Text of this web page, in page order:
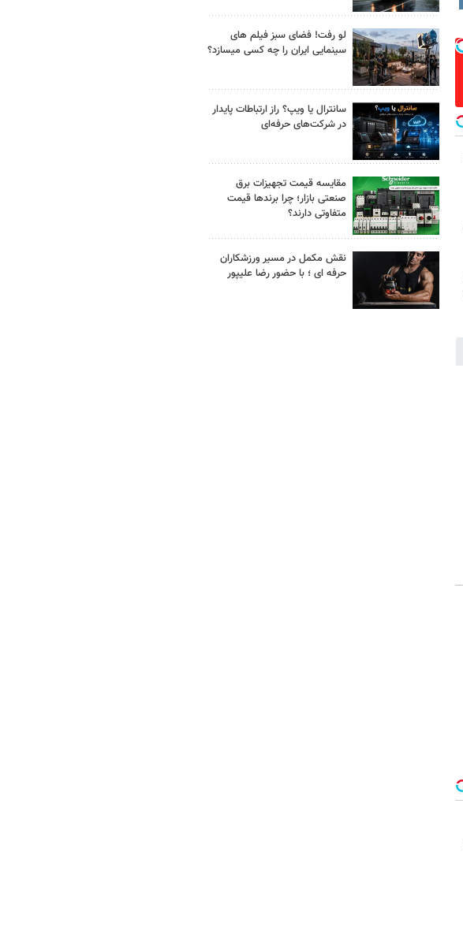
لو رفت! فضای سبز فیلم های
سینمایی ایران را چه کسی میسازد؟
سانترال یا ویپ؟ راز ارتباطات پایدار
در شرکت‌های حرفه‌ای
مقایسه قیمت تجهیزات برق
صنعتی بازار؛ چرا برندها قیمت
متفاوتی دارند؟
نقش مکمل در مسیر ورزشکاران
حرفه ای ؛ با حضور رضا علیپور